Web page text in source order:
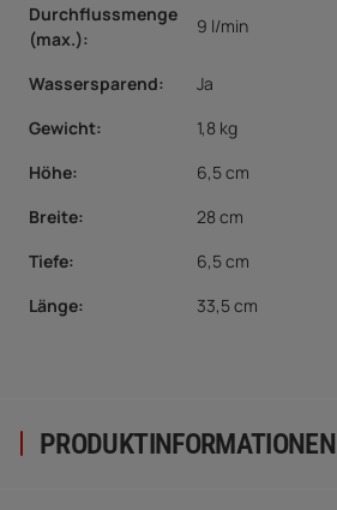
PRODUKTINFORMATIONEN
Durchflussmenge
(max.):
9 l/min
Wassersparend:
Ja
Gewicht:
1,8 kg
Höhe:
6,5 cm
Breite:
28 cm
Tiefe:
6,5 cm
Länge:
33,5 cm